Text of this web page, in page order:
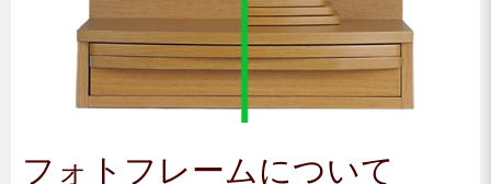
フォトフレームについて